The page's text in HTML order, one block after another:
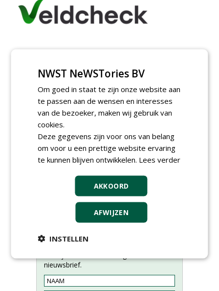
nieuwsbrief.
NWST NeWSTories BV
Om goed in staat te zijn onze website aan
te passen aan de wensen en interesses
van de bezoeker, maken wij gebruik van
cookies.
Deze gegevens zijn voor ons van belang
om voor u een prettige website ervaring
te kunnen blijven ontwikkelen. Lees verder
AKKOORD
AFWIJZEN
INSTELLEN